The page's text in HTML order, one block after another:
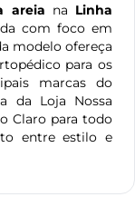
areia na Linha
com foco em
modelo ofereça
para os
marcas do
da Loja Nossa
Claro para todo
entre estilo e